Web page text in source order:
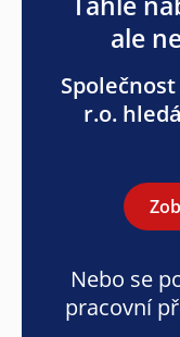
ale
Společnost
r.o.
Nebo se
pracovní